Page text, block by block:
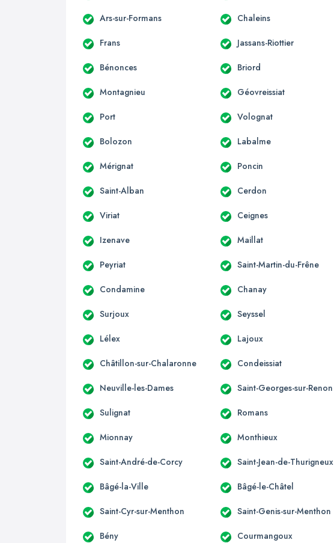
Ars-sur-Formans Chaleins
Frans Jassans-Riottier
Bénonces Briord
Montagnieu Géovreissiat
Port Volognat
Bolozon Labalme
Mérignat Poncin
Saint-Alban Cerdon
Viriat Ceignes
Izenave Maillat
Peyriat Saint-Martin-du-Frêne
Condamine Chanay
Surjoux Seyssel
Lélex Lajoux
Châtillon-sur-Chalaronne Condeissiat
Neuville-les-Dames Saint-Georges-sur-Renon
Sulignat Romans
Mionnay Monthieux
Saint-André-de-Corcy Saint-Jean-de-Thurigneux
Bâgé-la-Ville Bâgé-le-Châtel
Saint-Cyr-sur-Menthon Saint-Genis-sur-Menthon
Bény Courmangoux